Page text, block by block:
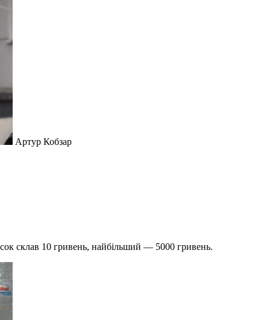
Артур Кобзар
склав 10 гривень, найбільший — 5000 гривень.